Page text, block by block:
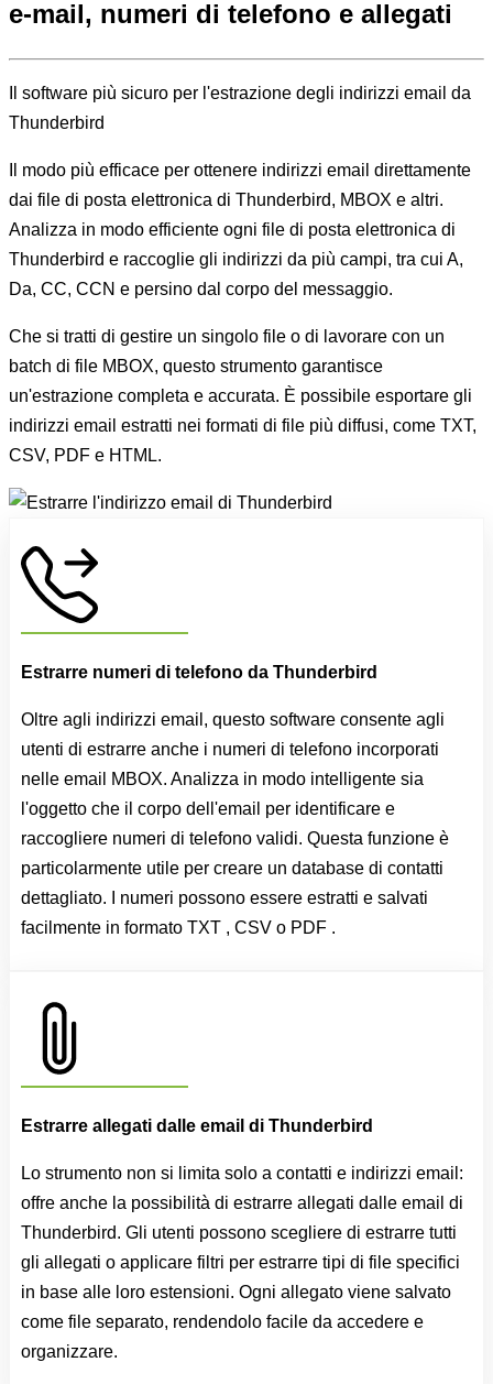
e-mail, numeri di telefono e allegati
Il software più sicuro per l'estrazione degli indirizzi email da
Thunderbird
Il modo più efficace per ottenere indirizzi email direttamente
dai file di posta elettronica di Thunderbird, MBOX e altri.
Analizza in modo efficiente ogni file di posta elettronica di
Thunderbird e raccoglie gli indirizzi da più campi, tra cui A,
Da, CC, CCN e persino dal corpo del messaggio.
Che si tratti di gestire un singolo file o di lavorare con un
batch di file MBOX, questo strumento garantisce
un'estrazione completa e accurata. È possibile esportare gli
indirizzi email estratti nei formati di file più diffusi, come TXT,
CSV, PDF e HTML.
Estrarre numeri di telefono da Thunderbird
Oltre agli indirizzi email, questo software consente agli
utenti di estrarre anche i numeri di telefono incorporati
nelle email MBOX. Analizza in modo intelligente sia
l'oggetto che il corpo dell'email per identificare e
raccogliere numeri di telefono validi. Questa funzione è
particolarmente utile per creare un database di contatti
dettagliato. I numeri possono essere estratti e salvati
facilmente in formato TXT , CSV o PDF .
Estrarre allegati dalle email di Thunderbird
Lo strumento non si limita solo a contatti e indirizzi email:
offre anche la possibilità di estrarre allegati dalle email di
Thunderbird. Gli utenti possono scegliere di estrarre tutti
gli allegati o applicare filtri per estrarre tipi di file specifici
in base alle loro estensioni. Ogni allegato viene salvato
come file separato, rendendolo facile da accedere e
organizzare.